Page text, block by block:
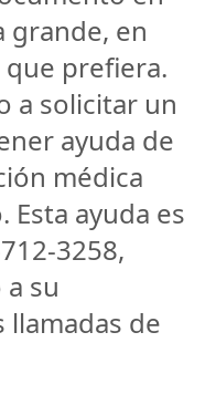
grande, en
prefiera.
a solicitar un
ayuda de
médica
ayuda es
3258,
su
llamadas de